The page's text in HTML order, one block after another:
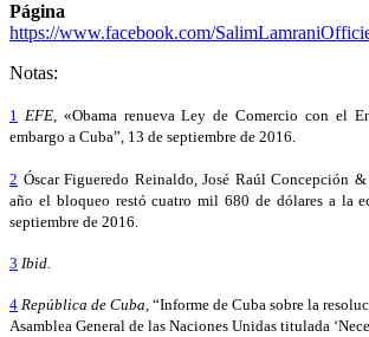
Página
https://www.facebook.com/
Notas:
1 EFE, «Obama renueva Ley de Comercio con el
embargo a Cuba”, 13 de septiembre de 2016.
2 Óscar Figueredo Reinaldo, José Raúl Concepción
año el bloqueo restó cuatro mil 680 de dólares a la
septiembre de 2016.
3 Ibid.
4 República de Cuba, “Informe de Cuba sobre la
Asamblea General de las Naciones Unidas titulada